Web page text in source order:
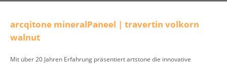
arcqitone mineralPaneel | travertin volkorn
walnut
Mit über 20 Jahren Erfahrung präsentiert artstone die innovative